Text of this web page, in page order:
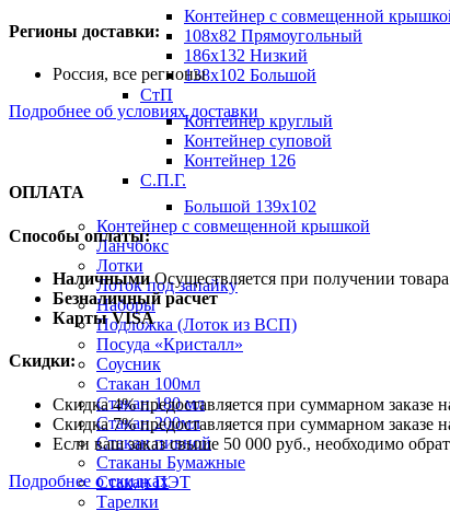
Контейнер с совмещенной
108х82 Прямоугольный
186х132 Низкий
138х102 Большой
СтП
Контейнер круглый
Контейнер суповой
Контейнер 126
С.П.Г.
Большой 139х102
Контейнер с совмещенной крышкой
Ланчбокс
Лотки
Лоток под запайку
Наборы
Подложка (Лоток из ВСП)
Посуда «Кристалл»
Соусник
Стакан 100мл
Стакан 180 мл
Стакан 200мл
Стакан пивной
Стаканы Бумажные
Стакан ПЭТ
Тарелки
Регионы доставки:
Россия, все регионы
Подробнее об условиях доставки
ОПЛАТА
Способы оплаты:
НаличнымиОсуществляется при получении товара
Безналичный расчет
Карты VISA
Скидки:
Скидка 4% предоставляется при суммарном заказе
Скидка 7% предоставляется при суммарном заказе
Если ваш заказ свыше 50 000 руб., необходимо
Подробнее о скидках